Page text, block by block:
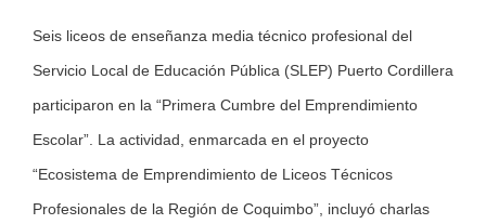
Seis liceos de enseñanza media técnico profesional del
Servicio Local de Educación Pública (SLEP) Puerto Cordillera
participaron en la “Primera Cumbre del Emprendimiento
Escolar”. La actividad, enmarcada en el proyecto
“Ecosistema de Emprendimiento de Liceos Técnicos
Profesionales de la Región de Coquimbo”, incluyó charlas